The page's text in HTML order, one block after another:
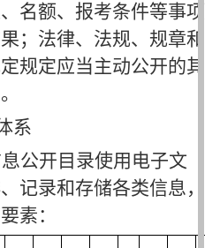
名额、报考条件等事项
；法律、法规、规章和
规定应当主动公开的其
系
公开目录使用电子文
记录和存储各类信息，
素：